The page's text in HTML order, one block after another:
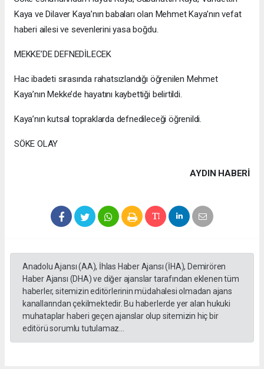
Kaya ve Dilaver Kaya’nın babaları olan Mehmet Kaya’nın vefat
haberi ailesi ve sevenlerini yasa boğdu.
MEKKE’DE DEFNEDİLECEK
Hac ibadeti sırasında rahatsızlandığı öğrenilen Mehmet
Kaya’nın Mekke’de hayatını kaybettiği belirtildi.
Kaya’nın kutsal topraklarda defnedileceği öğrenildi.
SÖKE OLAY
AYDIN HABERİ
Anadolu Ajansı (AA), İhlas Haber Ajansı (İHA), Demirören
Haber Ajansı (DHA) ve diğer ajanslar tarafından eklenen tüm
haberler, sitemizin editörlerinin müdahalesi olmadan ajans
kanallarından çekilmektedir. Bu haberlerde yer alan hukuki
muhataplar haberi geçen ajanslar olup sitemizin hiç bir
editörü sorumlu tutulamaz...